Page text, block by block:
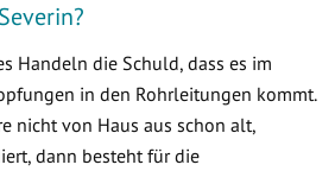
Handeln die Schuld, dass es im
in den Rohrleitungen kommt.
nicht von Haus aus schon alt,
dann besteht für die